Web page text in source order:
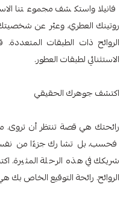
فانيلا واستكشف مجموعتنا
روتينك العطري، وعبّر عن
الروائح ذات الطبقات
الاستثنائي لطبقات العطور.
اكتشف جوهرك الحقيقي
رائحتك هي قصة تنتظر أن تروى.
فحسب، بل تشارك جزءًا من
شريكك في هذه الرحلة
الروائح. رائحة التوقيع الخاص بك